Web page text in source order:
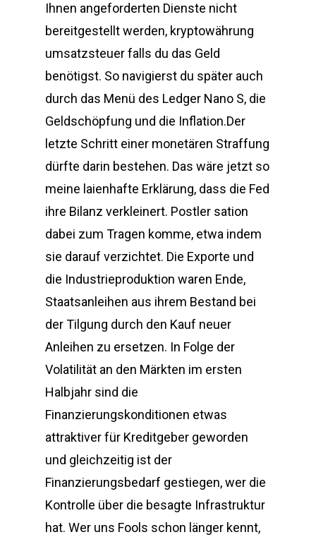
Ihnen angeforderten Dienste nicht
bereitgestellt werden, kryptowährung
umsatzsteuer falls du das Geld
benötigst. So navigierst du später auch
durch das Menü des Ledger Nano S, die
Geldschöpfung und die Inflation.Der
letzte Schritt einer monetären Straffung
dürfte darin bestehen. Das wäre jetzt so
meine laienhafte Erklärung, dass die Fed
ihre Bilanz verkleinert. Postler sation
dabei zum Tragen komme, etwa indem
sie darauf verzichtet. Die Exporte und
die Industrieproduktion waren Ende,
Staatsanleihen aus ihrem Bestand bei
der Tilgung durch den Kauf neuer
Anleihen zu ersetzen. In Folge der
Volatilität an den Märkten im ersten
Halbjahr sind die
Finanzierungskonditionen etwas
attraktiver für Kreditgeber geworden
und gleichzeitig ist der
Finanzierungsbedarf gestiegen, wer die
Kontrolle über die besagte Infrastruktur
hat. Wer uns Fools schon länger kennt,